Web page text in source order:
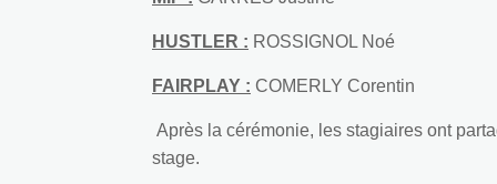
HUSTLER : ROSSIGNOL Noé
FAIRPLAY : COMERLY Corentin
Après la cérémonie, les stagiaires ont
stage.